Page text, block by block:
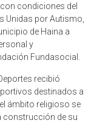
condiciones del
Unidas por Autismo,
de Haina a
y
Fundasocial.
recibió
destinados a
ámbito religioso se
construcción de su